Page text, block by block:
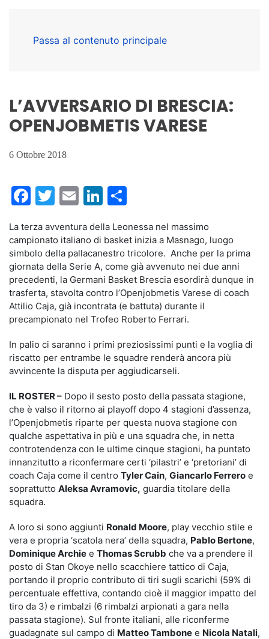
Passa al contenuto principale
L’AVVERSARIO DI BRESCIA:
OPENJOBMETIS VARESE
6 Ottobre 2018
Facebook
Twitter
EmailLinkedIn
La terza avventura della Leonessa nel massimo
campionato italiano di basket inizia a Masnago, luogo
simbolo della pallacanestro tricolore. Anche per la prima
giornata della Serie A, come già avvenuto nei due anni
precedenti, la Germani Basket Brescia esordirà dunque in
trasferta, stavolta contro l’Openjobmetis Varese di coach
Attilio Caja, già incontrata (e battuta) durante il
precampionato nel Trofeo Roberto Ferrari.
In palio ci saranno i primi preziosissimi punti e la voglia di
riscatto per entrambe le squadre renderà ancora più
avvincente la disputa per aggiudicarseli.
IL ROSTER – Dopo il sesto posto della passata stagione,
che è valso il ritorno ai playoff dopo 4 stagioni d’assenza,
l’Openjobmetis riparte per questa nuova stagione con
qualche aspettativa in più e una squadra che, in netta
controtendenza con le ultime cinque stagioni, ha puntato
innanzitutto a riconfermare certi ‘pilastri’ e ‘pretoriani’ di
coach Caja come il centro Tyler Cain, Giancarlo Ferrero e
soprattutto Aleksa Avramovic, guardia titolare della
squadra.
A loro si sono aggiunti Ronald Moore, play vecchio stile e
vera e propria ‘scatola nera’ della squadra, Pablo Bertone,
Dominique Archie e Thomas Scrubb che va a prendere il
posto di Stan Okoye nello scacchiere tattico di Caja,
portando il proprio contributo di tiri sugli scarichi (59% di
percentuale effettiva, contando cioè il maggior impatto del
tiro da 3) e rimbalzi (6 rimbalzi arpionati a gara nella
passata stagione). Sul fronte italiani, alle riconferme
guadagnate sul campo di Matteo Tambone e Nicola Natali,